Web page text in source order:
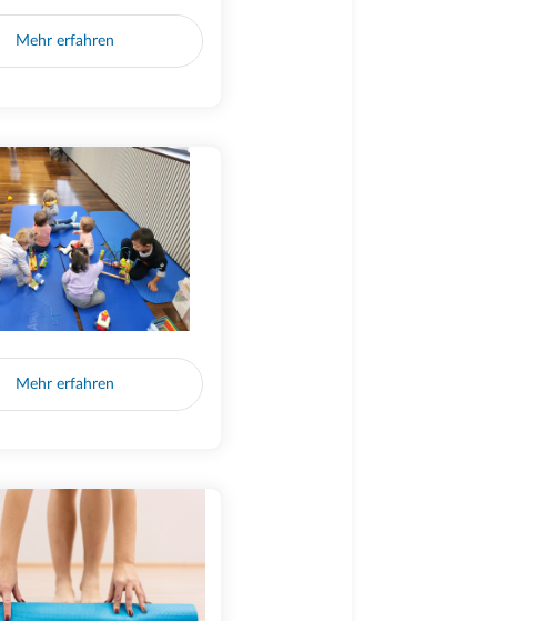
Mehr erfahren
Mehr erfahren